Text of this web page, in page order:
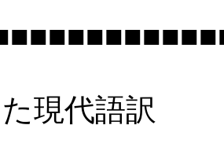
現代語訳